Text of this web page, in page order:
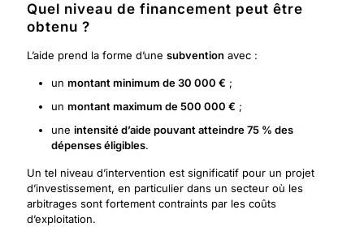
Quel niveau de financement peut être
obtenu ?
L’aide prend la forme d’une subvention avec :
un montant minimum de 30 000 € ;
un montant maximum de 500 000 € ;
une intensité d’aide pouvant atteindre 75 % des
dépenses éligibles.
Un tel niveau d’intervention est significatif pour un projet
d’investissement, en particulier dans un secteur où les
arbitrages sont fortement contraints par les coûts
d’exploitation.